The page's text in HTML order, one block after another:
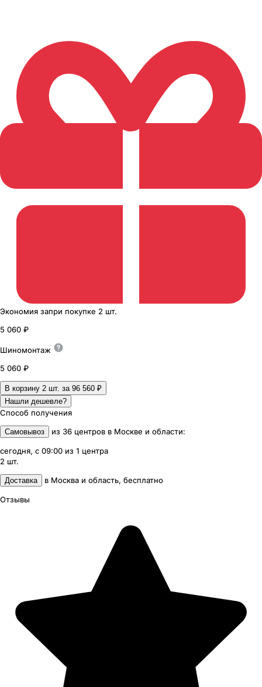
Экономия запри покупке 2 шт.
5 060 ₽
Шиномонтаж
5 060 ₽
В корзину 2 шт. за 96 560 ₽
Нашли дешевле?
Способ получения
Самовывоз из 36 центров в Москве и области:
сегодня, с 09:00 из 1 центра
2 шт.
Доставка в Москва и область, бесплатно
Отзывы